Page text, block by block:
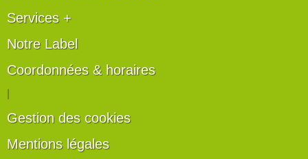
Services +
Notre Label
Coordonnées & horaires
Gestion des cookies
Mentions légales